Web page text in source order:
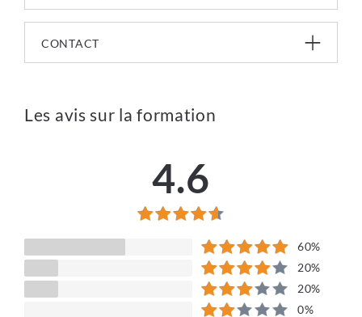
CONTACT
Les avis sur la formation
4.6
60%
20%
20%
0%